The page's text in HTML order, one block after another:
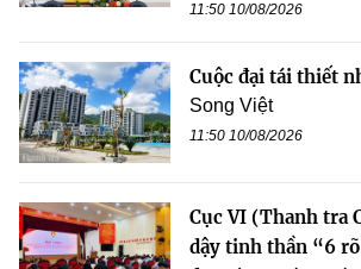
11:50 10/08/2026
Cuộc đại tái thiết
Song Việt
11:50 10/08/2026
Cục VI (Thanh tra
dậy tinh thần “6